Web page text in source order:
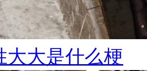
大大是什么梗